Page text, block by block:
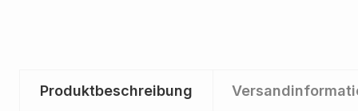
Produktbeschreibung